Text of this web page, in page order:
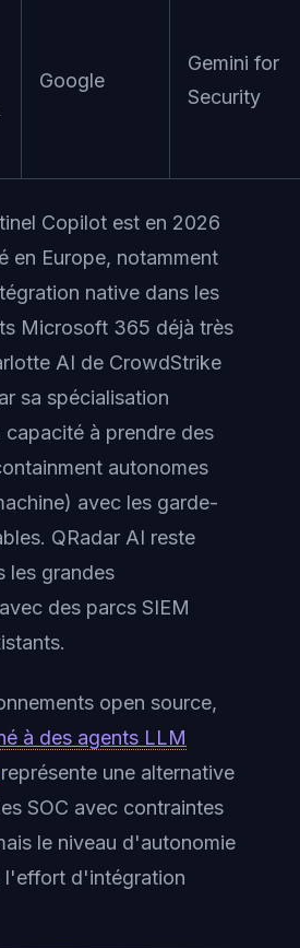
Google
Gemini for
Security
Copilot est en 2026
en Europe, notamment
native dans les
Microsoft 365 déjà très
AI de CrowdStrike
sa spécialisation
capacité à prendre des
autonomes
avec les garde-
QRadar AI reste
les grandes
des parcs SIEM
open source,
à des agents LLM
représente une alternative
SOC avec contraintes
le niveau d'autonomie
l'effort d'intégration